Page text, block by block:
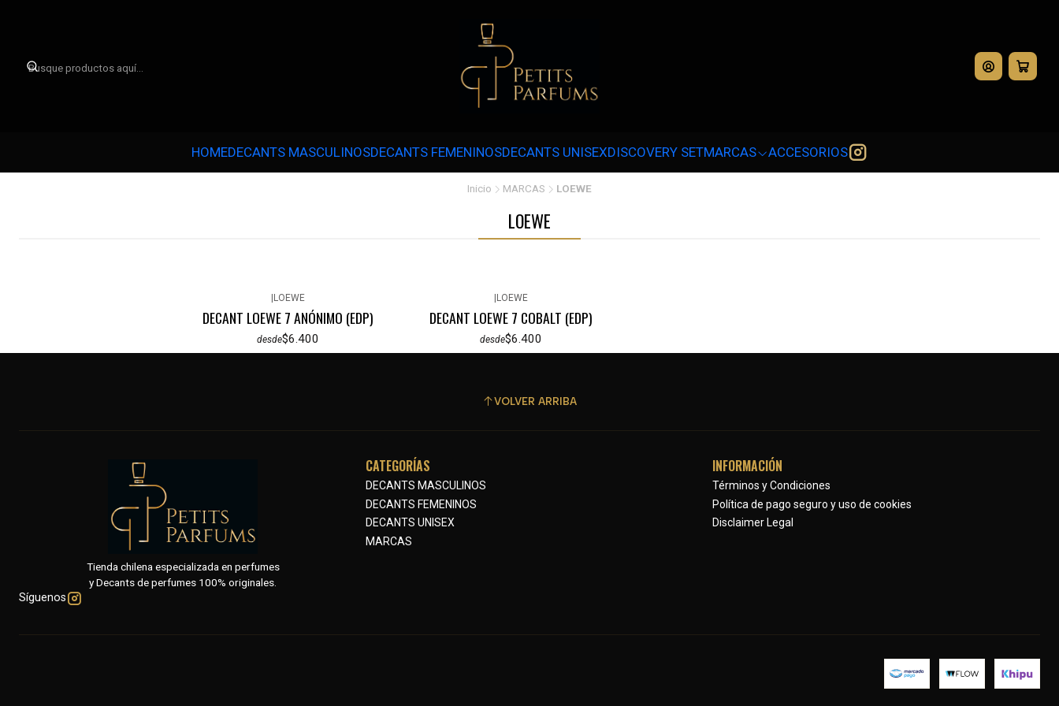
HOMEDECANTS MASCULINOSDECANTS FEMENINOSDECANTS UNISEXDISCOVERY SETMARCAS ACCESORIOS
Inicio MARCAS LOEWE
LOEWE
|LOEWE
DECANT LOEWE 7 ANÓNIMO (EDP)
desde$6.400
|LOEWE
DECANT LOEWE 7 COBALT (EDP)
desde$6.400
VOLVER ARRIBA
Tienda chilena especializada en perfumes
y Decants de perfumes 100% originales.
Síguenos
CATEGORÍAS
DECANTS MASCULINOS
DECANTS FEMENINOS
DECANTS UNISEX
MARCAS
INFORMACIÓN
Términos y Condiciones
Política de pago seguro y uso de cookies
Disclaimer Legal